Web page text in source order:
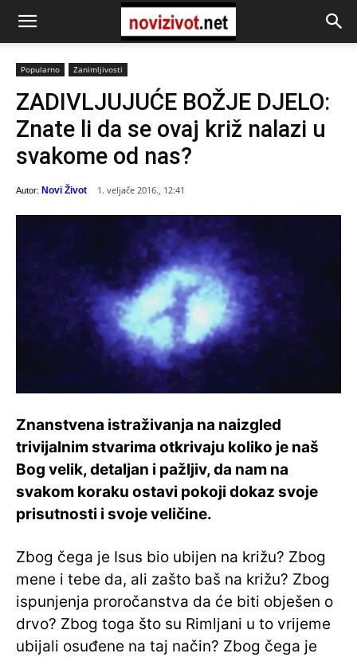
Popularno Zanimljivosti
ZADIVLJUJUĆE BOŽJE DJELO:
Znate li da se ovaj križ nalazi u
svakome od nas?
Autor: Novi Život 1. veljače 2016., 12:41
Znanstvena istraživanja na naizgled
trivijalnim stvarima otkrivaju koliko je naš
Bog velik, detaljan i pažljiv, da nam na
svakom koraku ostavi pokoji dokaz svoje
prisutnosti i svoje veličine.
Zbog čega je Isus bio ubijen na križu? Zbog
mene i tebe da, ali zašto baš na križu? Zbog
ispunjenja proročanstva da će biti obješen o
drvo? Zbog toga što su Rimljani u to vrijeme
ubijali osuđene na taj način? Zbog čega je